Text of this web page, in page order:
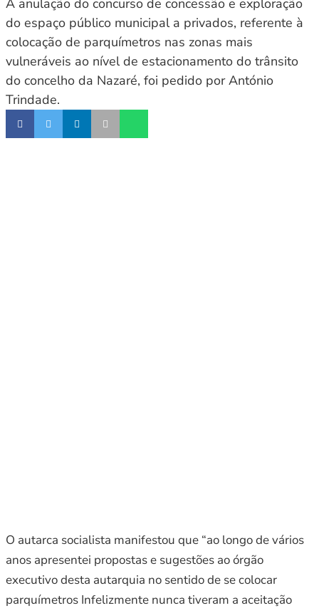
A anulação do concurso de concessão e exploração
do espaço público municipal a privados, referente à
colocação de parquímetros nas zonas mais
vulneráveis ao nível de estacionamento do trânsito
do concelho da Nazaré, foi pedido por António
Trindade.
O autarca socialista manifestou que “ao longo de vários
anos apresentei propostas e sugestões ao órgão
executivo desta autarquia no sentido de se colocar
parquímetros Infelizmente nunca tiveram a aceitação